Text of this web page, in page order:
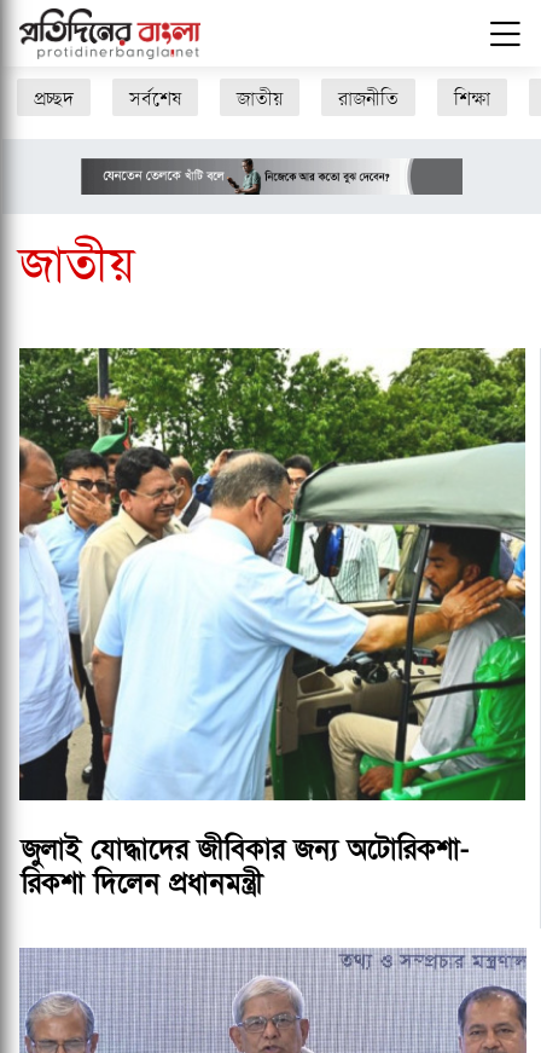
প্রচ্ছদ সর্বশেষ জাতীয় রাজনীতি শিক্ষা
জাতীয়
জুলাই যোদ্ধাদের জীবিকার জন্য অটোরিকশা-
রিকশা দিলেন প্রধানমন্ত্রী